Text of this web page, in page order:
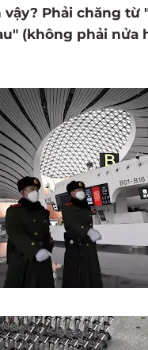
Phải chăng từ
(không phải nửa